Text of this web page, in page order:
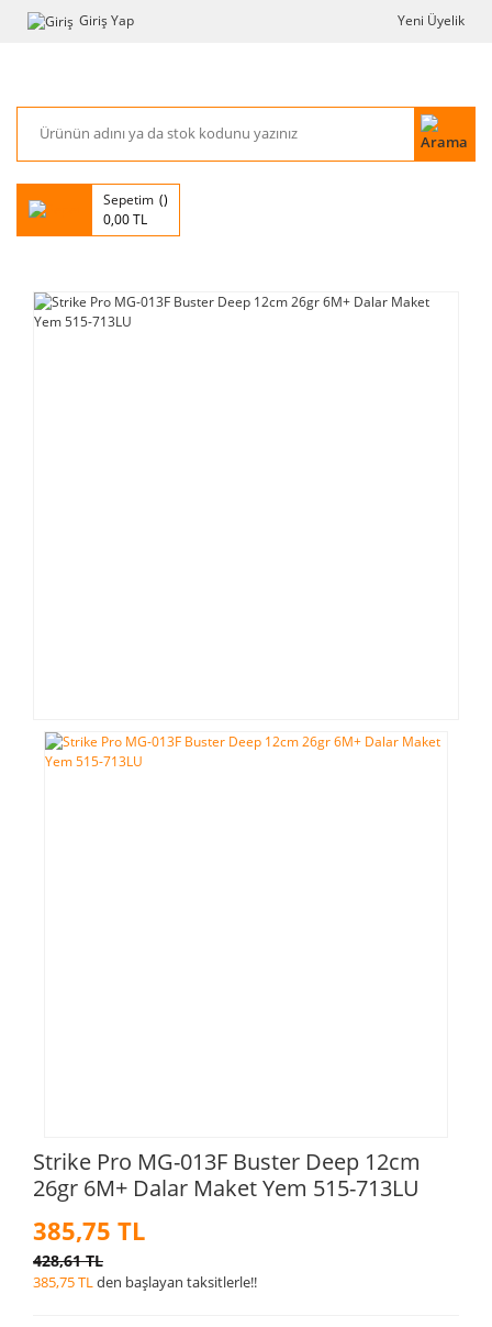
Giriş Yap Yeni Üyelik
Sepetim
0,00 TL
Strike Pro MG-013F Buster Deep 12cm
26gr 6M+ Dalar Maket Yem 515-713LU
385,75 TL
428,61 TL
385,75 TLden başlayan taksitlerle!!